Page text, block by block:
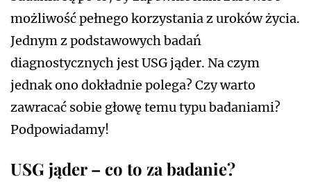
możliwość pełnego korzystania z uroków życia.
Jednym z podstawowych badań
diagnostycznych jest USG jąder. Na czym
jednak ono dokładnie polega? Czy warto
zawracać sobie głowę temu typu badaniami?
Podpowiadamy!
USG jąder – co to za badanie?